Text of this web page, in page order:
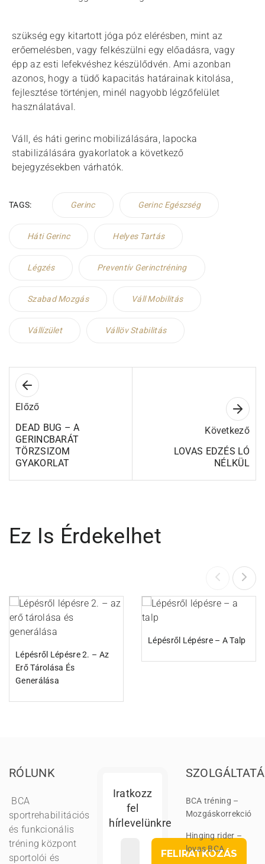
szükség egy kitartott jóga póz elérésben, mint az
erőemelésben, vagy felkészülni egy előadásra, vagy
épp az esti lefekvéshez készülődvén. Ami azonban
azonos, hogy a tüdő kapacitás határainak kitolása,
fejlesztése történjen, minél nagyobb légzőfelület
használatával.
Váll, és háti gerinc mobilizálására, lapocka
stabilizálására gyakorlatok a következő
bejegyzésekben várhatók.
TAGS: Gerinc Gerinc Egészség
Háti Gerinc Helyes Tartás
Légzés Preventív Gerinctréning
Szabad Mozgás Váll Mobilitás
Vállízület Vállöv Stabilitás
Előző
DEAD BUG – A
GERINCBARÁT
TÖRZSIZOM
GYAKORLAT
Következő
LOVAS EDZÉS LÓ
NÉLKÜL
Ez Is Érdekelhet
Lépésről Lépésre 2. – Az
Erő Tárolása És
Generálása
Lépésről Lépésre – A Talp
RÓLUNK
BCA
sportrehabilitációs
és funkcionális
tréning központ
sportolói és
Iratkozz
fel
hírlevelünkre
BCA tréning –
Mozgáskorrekció
Hinging rider –
lovas BCA